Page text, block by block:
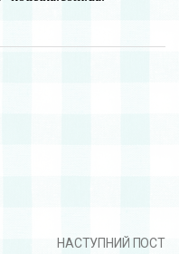
НАСТУПНИЙ ПОСТ